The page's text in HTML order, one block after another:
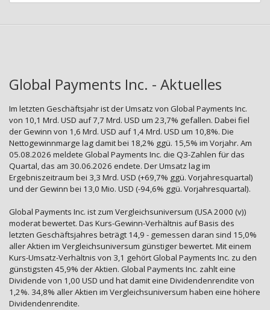
Global Payments Inc. - Aktuelles
Im letzten Geschäftsjahr ist der Umsatz von Global Payments Inc.
von 10,1 Mrd. USD auf 7,7 Mrd. USD um 23,7% gefallen. Dabei fiel
der Gewinn von 1,6 Mrd. USD auf 1,4 Mrd. USD um 10,8%. Die
Nettogewinnmarge lag damit bei 18,2% ggü. 15,5% im Vorjahr. Am
05.08.2026 meldete Global Payments Inc. die Q3-Zahlen für das
Quartal, das am 30.06.2026 endete. Der Umsatz lag im
Ergebniszeitraum bei 3,3 Mrd. USD (+69,7% ggü. Vorjahresquartal)
und der Gewinn bei 13,0 Mio. USD (-94,6% ggü. Vorjahresquartal).
Global Payments Inc. ist zum Vergleichsuniversum (USA 2000 (v))
moderat bewertet. Das Kurs-Gewinn-Verhältnis auf Basis des
letzten Geschäftsjahres beträgt 14,9 - gemessen daran sind 15,0%
aller Aktien im Vergleichsuniversum günstiger bewertet. Mit einem
Kurs-Umsatz-Verhältnis von 3,1 gehört Global Payments Inc. zu den
günstigsten 45,9% der Aktien. Global Payments Inc. zahlt eine
Dividende von 1,00 USD und hat damit eine Dividendenrendite von
1,2%. 34,8% aller Aktien im Vergleichsuniversum haben eine höhere
Dividendenrendite.